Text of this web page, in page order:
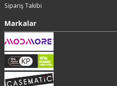
Sipariş Takibi
Markalar